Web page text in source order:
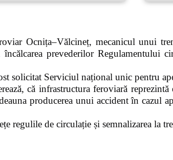
Ocnița–Vălcineț, mecanicul unui
prevederilor Regulamentului
solicitat Serviciul național unic pentru
că infrastructura feroviară
producerea unui accident în cazul
regulile de circulație și semnalizarea la